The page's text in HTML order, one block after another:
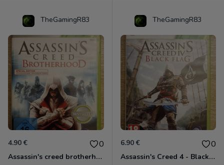
TheGamingR83
4.90 € 0
Assassin's creed brotherhood édition Special Xbox 360 classics
TheGamingR83
6.90 € 0
Assassin's Creed 4 - Black Flag - Edition Benelux Xbox 360